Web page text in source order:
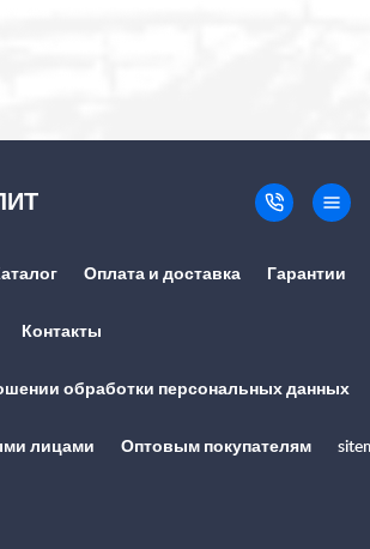
Оплата и доставка Гарантии
Контакты
обработки персональных данных
лицами Оптовым покупателям